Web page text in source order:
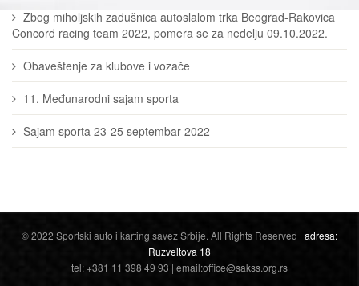
Zbog miholjskih zadušnica autoslalom trka Beograd-Rakovica
Concord racing team 2022, pomera se za nedelju 09.10.2022.
Obaveštenje za klubove i vozače
11. Međunarodni sajam sporta
Sajam sporta 23-25 septembar 2022
© 2022 Sportski auto i karting savez Srbije. All Rights Reserved | adresa:
Ruzveltova 18
tel: +381 11 398 49 93 | email:office@sakss.org.rs